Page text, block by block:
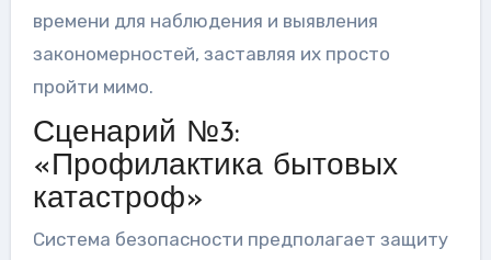
времени для наблюдения и выявления
закономерностей, заставляя их просто
пройти мимо.
Сценарий №3:
«Профилактика бытовых
катастроф»
Система безопасности предполагает защиту